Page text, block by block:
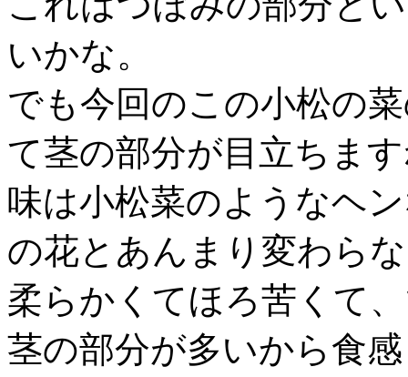
いかな。
でも今回のこの小松の
て茎の部分が目立ちま
味は小松菜のようなヘ
の花とあんまり変わら
柔らかくてほろ苦くて
茎の部分が多いから食